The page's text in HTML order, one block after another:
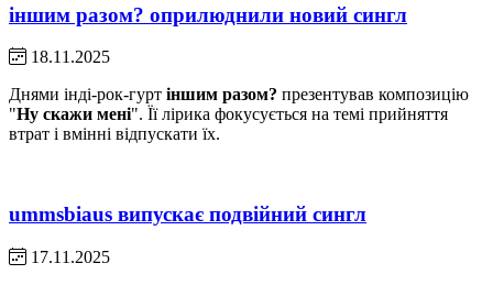
іншим разом? оприлюднили новий сингл
18.11.2025
Днями інді-рок-гурт іншим разом? презентував композицію
"Ну скажи мені". Її лірика фокусується на темі прийняття
втрат і вмінні відпускати їх.
ummsbiaus випускає подвійний сингл
17.11.2025